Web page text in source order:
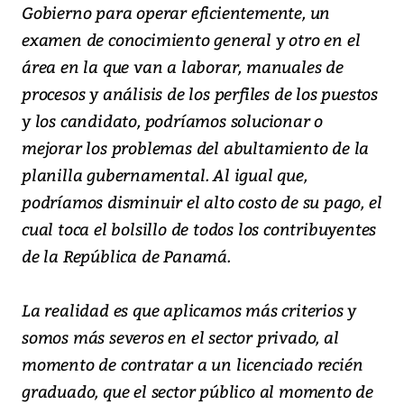
Gobierno para operar eficientemente, un
examen de conocimiento general y otro en el
área en la que van a laborar, manuales de
procesos y análisis de los perfiles de los puestos
y los candidato, podríamos solucionar o
mejorar los problemas del abultamiento de la
planilla gubernamental. Al igual que,
podríamos disminuir el alto costo de su pago, el
cual toca el bolsillo de todos los contribuyentes
de la República de Panamá.
La realidad es que aplicamos más criterios y
somos más severos en el sector privado, al
momento de contratar a un licenciado recién
graduado, que el sector público al momento de